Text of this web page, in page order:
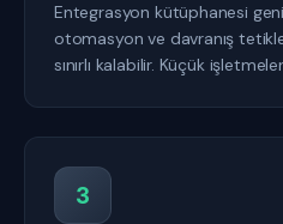
Entegrasyon kütüphanesi
otomasyon ve davranış
sınırlı kalabilir. Küçük
3